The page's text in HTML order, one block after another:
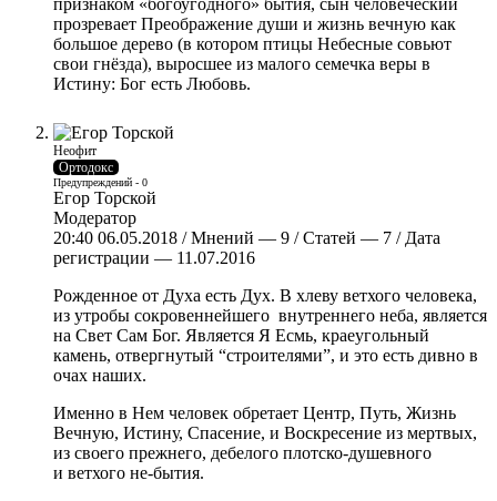
прозревает Преображение души и жизнь вечную как
большое дерево (в котором птицы Небесные совьют
свои гнёзда), выросшее из малого семечка веры в
Истину: Бог есть Любовь.
Неофит
Ортодокс
Предупреждений - 0
Егор Topской
Модератор
20:40 06.05.2018 / Мнений — 9 / Статей — 7 / Дата
регистрации — 11.07.2016
Рожденное от Духа есть Дух. В хлеву ветхого человека,
из утробы сокровеннейшего внутреннего неба, является
на Свет Сам Бог. Является Я Есмь, краеугольный
камень, отвергнутый “строителями”, и это есть дивно в
очах наших.
Именно в Нем человек обретает Центр, Путь, Жизнь
Вечную, Истину, Спасение, и Воскресение из мертвых,
из своего прежнего, дебелого плотско-душевного
и ветхого не-бытия.